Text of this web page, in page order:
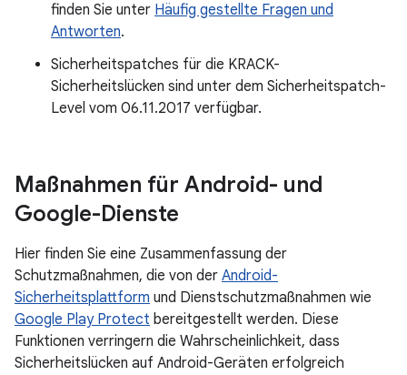
finden Sie unter Häufig gestellte Fragen und
Antworten.
Sicherheitspatches für die KRACK-
Sicherheitslücken sind unter dem Sicherheitspatch-
Level vom 06.11.2017 verfügbar.
Maßnahmen für Android- und
Google-Dienste
Hier finden Sie eine Zusammenfassung der
Schutzmaßnahmen, die von der Android-
Sicherheitsplattform und Dienstschutzmaßnahmen wie
Google Play Protect bereitgestellt werden. Diese
Funktionen verringern die Wahrscheinlichkeit, dass
Sicherheitslücken auf Android-Geräten erfolgreich